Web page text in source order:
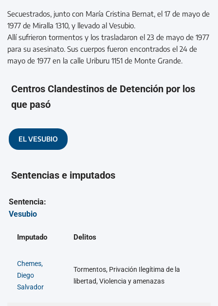
Secuestrados, junto con María Cristina Bernat, el 17 de mayo de
1977 de Miralla 1310, y llevado al Vesubio.
Allí sufrieron tormentos y los trasladaron el 23 de mayo de 1977
para su asesinato. Sus cuerpos fueron encontrados el 24 de
mayo de 1977 en la calle Uriburu 1151 de Monte Grande.
Centros Clandestinos de Detención por los
que pasó
EL VESUBIO
Sentencias e imputados
Sentencia:
Vesubio
Imputado Delitos
Chemes,
Diego
Salvador
Tormentos, Privación Ilegítima de la
libertad, Violencia y amenazas